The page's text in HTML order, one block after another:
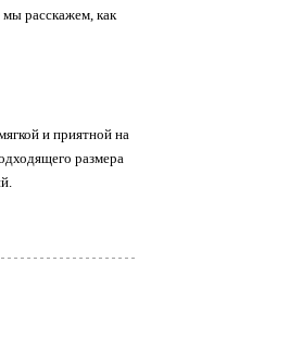
мы расскажем, как
и приятной на
размера